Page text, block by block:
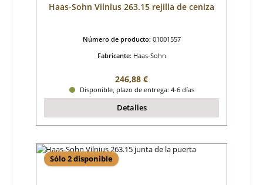
Haas-Sohn Vilnius 263.15 rejilla de ceniza
Número de producto: 01001557
Fabricante: Haas-Sohn
Precio normal:
246,88 €
Disponible, plazo de entrega: 4-6 días
Detalles
Sólo 2 disponible